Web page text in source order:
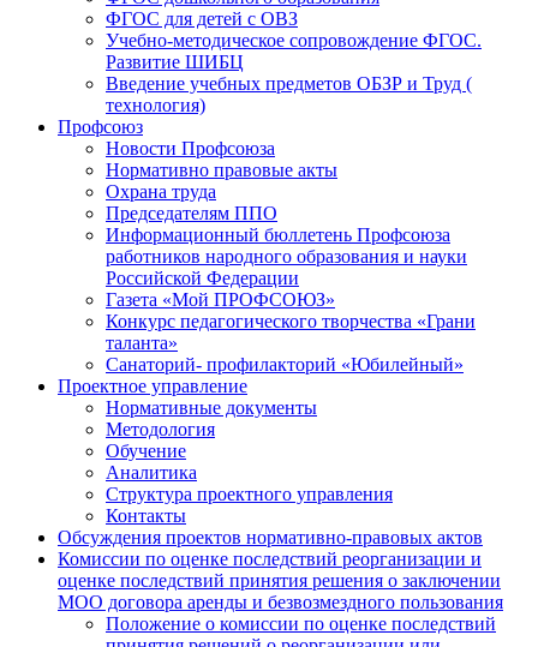
ФГОС для детей с ОВЗ
Учебно-методическое сопровождение ФГОС.
Развитие ШИБЦ
Введение учебных предметов ОБЗР и Труд (
технология)
Профсоюз
Новости Профсоюза
Нормативно правовые акты
Охрана труда
Председателям ППО
Информационный бюллетень Профсоюза
работников народного образования и науки
Российской Федерации
Газета «Мой ПРОФСОЮЗ»
Конкурс педагогического творчества «Грани
таланта»
Санаторий- профилакторий «Юбилейный»
Проектное управление
Нормативные документы
Методология
Обучение
Аналитика
Структура проектного управления
Контакты
Обсуждения проектов нормативно-правовых актов
Комиссии по оценке последствий реорганизации и
оценке последствий принятия решения о заключении
МОО договора аренды и безвозмездного пользования
Положение о комиссии по оценке последствий